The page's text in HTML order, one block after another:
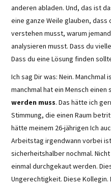
anderen abladen. Und, das ist
eine ganze Weile glauben, dass
verstehen musst, warum
analysieren musst. Dass du
Dass du eine Lösung finden
Ich sag Dir was: Nein.
manchmal hat ein Mensch einen
werden muss. Das hätte ich
Stimmung, die einen Raum
hätte meinem 26-jährigen Ich
Arbeitstag irgendwann vorbei
sicherheitshalber nochmal.
einmal durchgekaut werden.
Ungerechtigkeit. Diese Kollegin.